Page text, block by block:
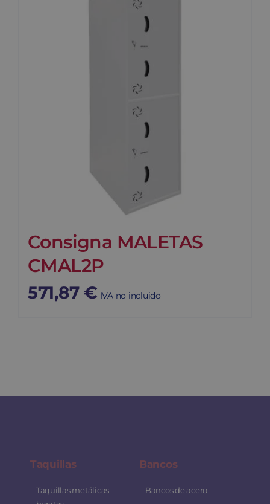
Consigna MALETAS
CMAL2P
571,87 € IVA no incluido
Taquillas
Taquillas metálicas
Bancos
Bancos de acero